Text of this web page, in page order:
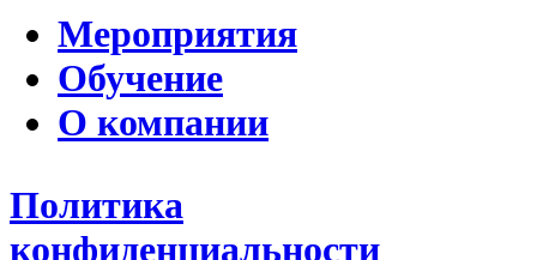
Мероприятия
Обучение
О компании
Политика
конфиденциальности